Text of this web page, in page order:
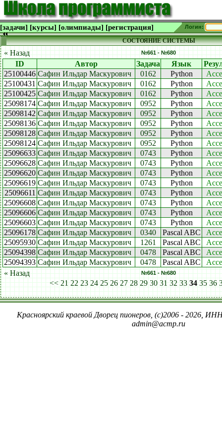
[задачи] [курсы] [олимпиады] [регистрация] Логин:
СОСТОЯНИЕ СИСТЕМЫ
« Назад №661 - №680
ID Автор Задача Язык
25100446 Сафин Ильдар Маскурович 0162 Python
25100431 Сафин Ильдар Маскурович 0162 Python
25100425 Сафин Ильдар Маскурович 0162 Python
25098174 Сафин Ильдар Маскурович 0952 Python
25098142 Сафин Ильдар Маскурович 0952 Python
25098136 Сафин Ильдар Маскурович 0952 Python
25098128 Сафин Ильдар Маскурович 0952 Python
25098124 Сафин Ильдар Маскурович 0952 Python
25096633 Сафин Ильдар Маскурович 0743 Python
25096628 Сафин Ильдар Маскурович 0743 Python
25096620 Сафин Ильдар Маскурович 0743 Python
25096619 Сафин Ильдар Маскурович 0743 Python
25096611 Сафин Ильдар Маскурович 0743 Python
25096608 Сафин Ильдар Маскурович 0743 Python
25096606 Сафин Ильдар Маскурович 0743 Python
25096603 Сафин Ильдар Маскурович 0743 Python
25096178 Сафин Ильдар Маскурович 0340 Pascal ABC
25095930 Сафин Ильдар Маскурович 1261 Pascal ABC
25094398 Сафин Ильдар Маскурович 0478 Pascal ABC
25094393 Сафин Ильдар Маскурович 0478 Pascal ABC
« Назад
№661 - №680
<< 21 22 23 24 25 26 27 28 29 30 31 32 33 34 35 36
Красноярский краевой Дворец пионеров, (c)2006 - 2026,
admin@acmp.ru